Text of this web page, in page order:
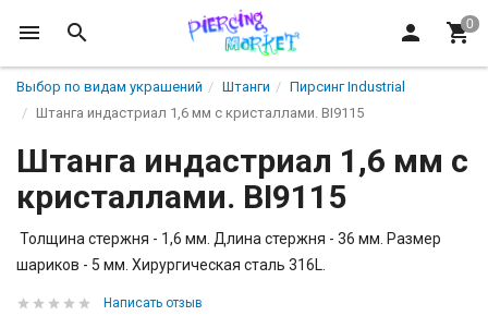
Выбор по видам украшений Штанги
Пирсинг Industrial
Штанга индастриал 1,6 мм с кристаллами. BI9115
Штанга индастриал 1,6 мм с
кристаллами. BI9115
Толщина стержня - 1,6 мм. Длина стержня - 36 мм. Размер
шариков - 5 мм. Хирургическая сталь 316L.
Написать отзыв